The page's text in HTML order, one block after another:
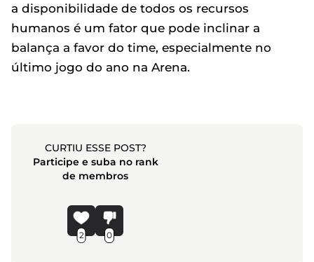
a disponibilidade de todos os recursos
humanos é um fator que pode inclinar a
balança a favor do time, especialmente no
último jogo do ano na Arena.
CURTIU ESSE POST?
Participe e suba no rank
de membros
2 0